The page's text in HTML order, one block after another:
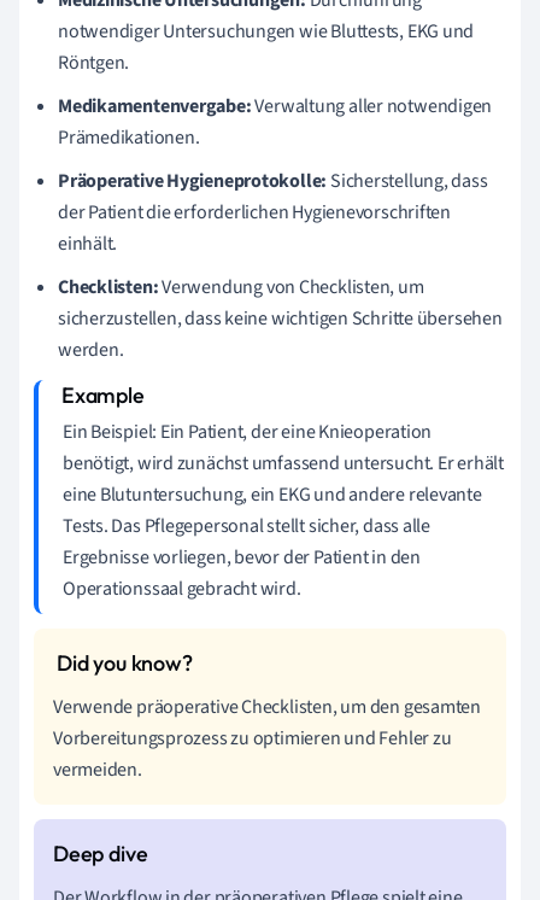
notwendiger Untersuchungen wie Bluttests, EKG und
Röntgen.
Medikamentenvergabe:Verwaltung aller notwendigen
Prämedikationen.
Präoperative Hygieneprotokolle: Sicherstellung, dass
der Patient die erforderlichen Hygienevorschriften
einhält.
Checklisten:Verwendung von Checklisten, um
sicherzustellen, dass keine wichtigen Schritte übersehen
werden.
Ein Beispiel: Ein Patient, der eine Knieoperation
benötigt, wird zunächst umfassend untersucht. Er erhält
eine Blutuntersuchung, ein EKG und andere relevante
Tests. Das Pflegepersonal stellt sicher, dass alle
Ergebnisse vorliegen, bevor der Patient in den
Operationssaal gebracht wird.
Verwende präoperative Checklisten, um den gesamten
Vorbereitungsprozess zu optimieren und Fehler zu
vermeiden.